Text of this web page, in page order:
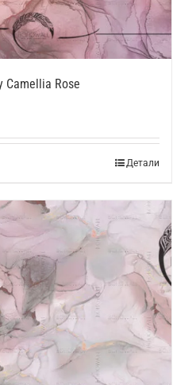
Camellia Rose
Детали